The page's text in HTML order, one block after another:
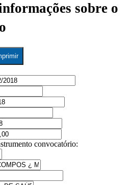
sobre o
convocatório: